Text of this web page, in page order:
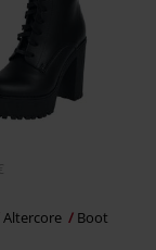
Altercore Boot